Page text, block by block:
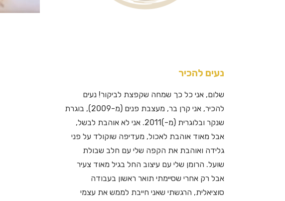
נעים להכיר
שלום, אני כל כך שמחה שקפצת לביקור! נעים
להכיר, אני קרן בר, מעצבת פנים (מ-2009), בוגרת
שנקר ובלוגרית (מ-)2011. אני לא אוהבת לבשל,
אבל מאוד אוהבת לאכול, מעדיפה שוקולד על פני
גלידה ואוהבת את הקפה שלי עם חלב שבולת
שועל. הרומן שלי עם עיצוב החל בגיל מאוד צעיר
אבל רק אחרי שסיימתי תואר ראשון בעבודה
סוציאלית, הרגשתי שאני חייבת לממש את עצמי